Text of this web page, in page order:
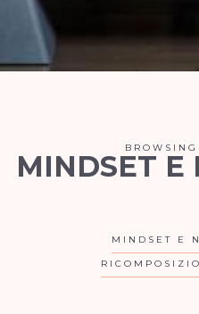
MINDSET E
MINDSET E